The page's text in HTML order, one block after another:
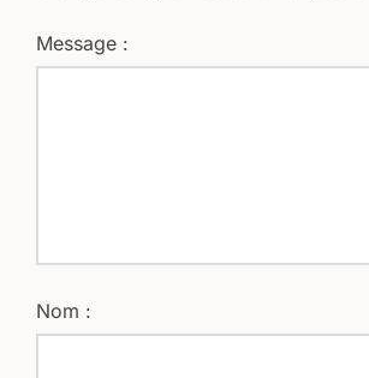
Message :
Nom :